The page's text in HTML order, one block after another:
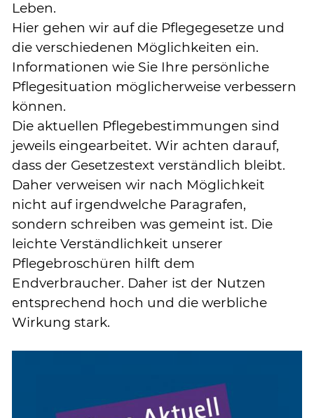
Leben.
Hier gehen wir auf die Pflegegesetze und
die verschiedenen Möglichkeiten ein.
Informationen wie Sie Ihre persönliche
Pflegesituation möglicherweise verbessern
können.
Die aktuellen Pflegebestimmungen sind
jeweils eingearbeitet. Wir achten darauf,
dass der Gesetzestext verständlich bleibt.
Daher verweisen wir nach Möglichkeit
nicht auf irgendwelche Paragrafen,
sondern schreiben was gemeint ist. Die
leichte Verständlichkeit unserer
Pflegebroschüren hilft dem
Endverbraucher. Daher ist der Nutzen
entsprechend hoch und die werbliche
Wirkung stark.